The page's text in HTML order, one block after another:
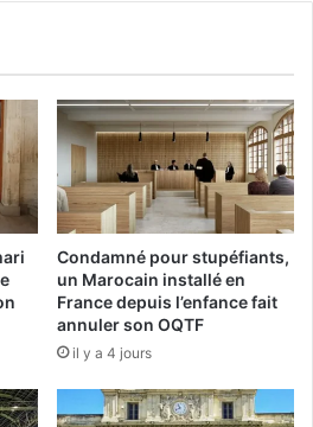
Condamné pour stupéfiants,
un Marocain installé en
France depuis l’enfance fait
annuler son OQTF
il y a 4 jours